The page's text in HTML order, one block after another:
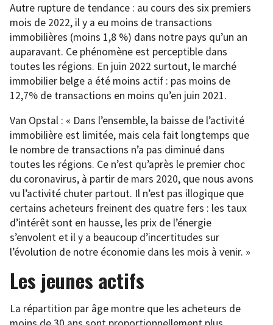
Autre rupture de tendance : au cours des six premiers
mois de 2022, il y a eu moins de transactions
immobilières (moins 1,8 %) dans notre pays qu’un an
auparavant. Ce phénomène est perceptible dans
toutes les régions. En juin 2022 surtout, le marché
immobilier belge a été moins actif : pas moins de
12,7% de transactions en moins qu’en juin 2021.
Van Opstal : « Dans l’ensemble, la baisse de l’activité
immobilière est limitée, mais cela fait longtemps que
le nombre de transactions n’a pas diminué dans
toutes les régions. Ce n’est qu’après le premier choc
du coronavirus, à partir de mars 2020, que nous avons
vu l’activité chuter partout. Il n’est pas illogique que
certains acheteurs freinent des quatre fers : les taux
d’intérêt sont en hausse, les prix de l’énergie
s’envolent et il y a beaucoup d’incertitudes sur
l’évolution de notre économie dans les mois à venir. »
Les jeunes actifs
La répartition par âge montre que les acheteurs de